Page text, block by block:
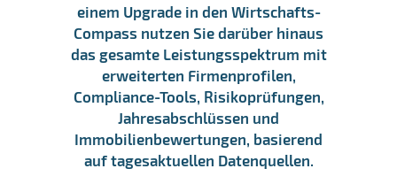
einem Upgrade in den Wirtschafts-
Compass nutzen Sie darüber hinaus
das gesamte Leistungsspektrum mit
erweiterten Firmenprofilen,
Compliance-Tools, Risikoprüfungen,
Jahresabschlüssen und
Immobilienbewertungen, basierend
auf tagesaktuellen Datenquellen.